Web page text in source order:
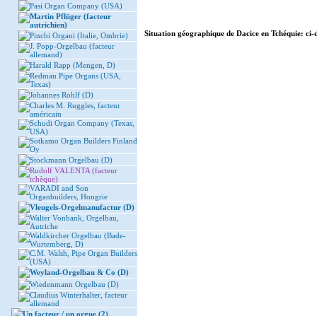
Pasi Organ Company (USA)
Martin Pflüger (facteur
autrichien)
Pinchi Organi (Italie, Ombrie)
J. Popp-Orgelbau (facteur
allemand)
Harald Rapp (Mengen, D)
Redman Pipe Organs (USA,
Texas)
Johannes Rohlf (D)
Charles M. Ruggles, facteur
américain
Schudi Organ Company (Texas,
USA)
Sotkamo Organ Builders Finland
Oy
Stockmann Orgelbau (D)
Rudolf VALENTA (facteur
tchèque)
VARADI and Son
Organbuilders, Hongrie
Vleugels-Orgelmanufactur (D)
Walter Vonbank, Orgelbau,
Autriche
Waldkircher Orgelbau (Bade-
Wurtemberg, D)
C.M. Walsh, Pipe Organ Builders
(USA)
Weyland-Orgelbau & Co (D)
Wiedenmann Orgelbau (D)
Claudius Winterhalter, facteur
allemand
Un facteur / un orgue (2)
Situation géographique de Dacice en Tchéquie: ci-